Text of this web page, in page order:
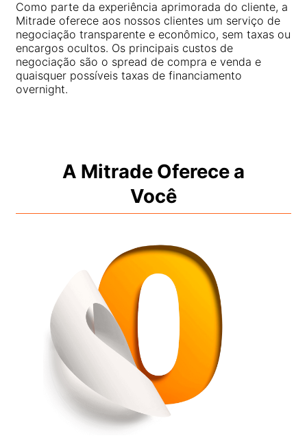
Segurança dos fundos do cliente
Documentos legais
Affiliates
Bahasa Melayu
繁體中文
한국어
Como parte da experiência aprimorada do cliente, a
Mitrade oferece aos nossos clientes um serviço de
negociação transparente e econômico, sem taxas ou
encargos ocultos. Os principais custos de
negociação são o spread de compra e venda e
quaisquer possíveis taxas de financiamento
overnight.
A Mitrade Oferece a
Você